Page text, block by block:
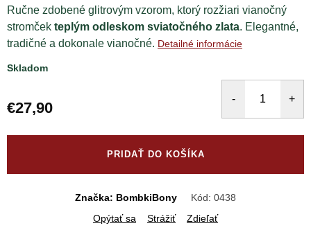
Ručne zdobené glitrovým vzorom, ktorý rozžiari vianočný
stromček teplým odleskom sviatočného zlata. Elegantné,
tradičné a dokonale vianočné. Detailné informácie
Skladom
€27,90
PRIDAŤ DO KOŠÍKA
Značka: BombkiBony Kód: 0438
Opýtať sa
Strážiť Zdieľať